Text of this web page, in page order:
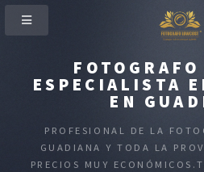
FOTOGRAFO
ESPECIALISTA
EN
PROFESIONAL DE LA
GUADIANA Y TODA LA
PRECIOS MUY